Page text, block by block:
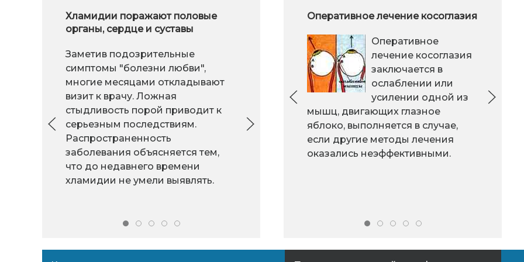
Хламидии поражают половые
органы, сердце и суставы
Заметив подозрительные
симптомы "болезни любви",
многие месяцами откладывают
визит к врачу. Ложная
стыдливость порой приводит к
серьезным последствиям.
Распространенность
заболевания объясняется тем,
что до недавнего времени
хламидии не умели выявлять.
Виниры, как отличный способ
Установка виниров –
процедура весьма
популярная сегодня.
Спрос, как и
положено, рождает
предложение и поэтому сегодня
воспользоваться подобной
услугой можно повсеместно.
Оперативное лечение косоглазия
Оперативное
лечение косоглазия
заключается в
ослаблении или
усилении одной из
мышц, двигающих глазное
яблоко, выполняется в случае,
если другие методы лечения
оказались неэффективными.